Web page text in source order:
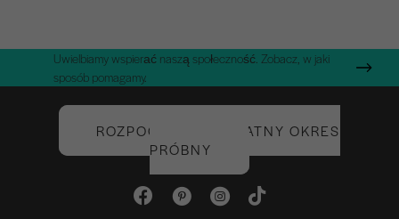
Uwielbiamy wspierać naszą społeczność. Zobacz, w jaki
sposób pomagamy.
ROZPOCZNIJ BEZPŁATNY OKRES
PRÓBNY